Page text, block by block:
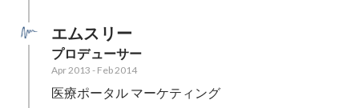
エムスリー
プロデューサー
Apr 2013 - Feb 2014
医療ポータル マーケティング